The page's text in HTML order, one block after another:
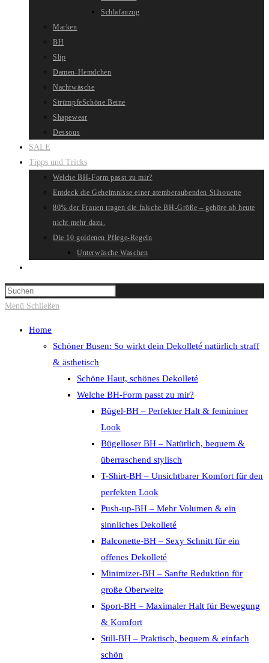
Schlafanzug
Marken
BH
Slip
Damen-Hemdchen
Nachtwäsche
StrümpfeSchöne Beine
Shapewear
Dessous
SALE
Tipps und Tricks
Welche BH-Form passt zu mir?
Entdeck die Geheimnisse einer atemberaubenden Silhouette
80% der Frauen tragen die falsche BH-Größe – gehöre ab heute
nicht mehr dazu.
Die 10 goldenen Pflege-Regeln
Unterwäsche Waschen
Suche
umschalten
the
panel.
Menü Schließen
Home
Schöner Busen: So wirkt dein Dekolleté natürlich straff
& ästhetisch
Schöne Haut, schönes Dekolleté
Welche BH-Form passt zu mir?
Bügel-BH – Perfekter Halt & femininer
Look
Bügelloser BH – Natürlich, bequem &
überraschend stylisch
T-Shirt-BH – Unsichtbarer Komfort für den
perfekten Look
Push-up-BH – Mehr Volumen & ein
sinnliches Dekolleté
Balconette-BH – Sexy Schnitt für ein
offenes Dekolleté
Minimizer-BH – Sanfte Reduktion für
große Oberweite
Sport-BH – Maximaler Halt für Bewegung
& Komfort
Still-BH – Praktisch, bequem & einfach
schön